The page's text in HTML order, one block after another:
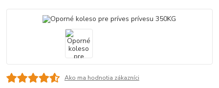
Ako ma hodnotia zákazníci